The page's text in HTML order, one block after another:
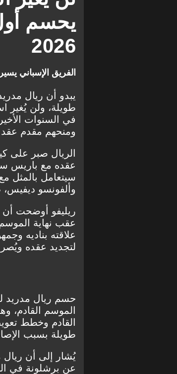
2026
الدوري الألماني
الفريق الإسباني
يبدو أن ريال
طويلة، ولن يُغير
في السنوات
ومنحهم مقدم عقد
الريال صبر على
عقده مع باريس
سيتعامل بالمثل
وألفونسو ديفيس،
ريليفو أوضحت أن
عقب نهاية
علاقته بناديه
لتجديد عقده ويُصر
حسم ريال مدريد
الموسم القادم،
القادم وخطط
طويلة بسبب
عن برشلونة في